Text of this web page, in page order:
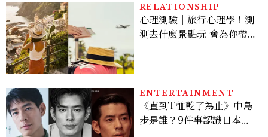
RELATIONSHIP
心理測驗｜旅行心理學！測
測去什麼景點玩 會為你帶來
ENTERTAINMENT
《直到T恤乾了為止》中島
步是誰？9件事認識日本